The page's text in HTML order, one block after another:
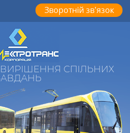
СПІЛЬНИХ
Зворотній зв’язок